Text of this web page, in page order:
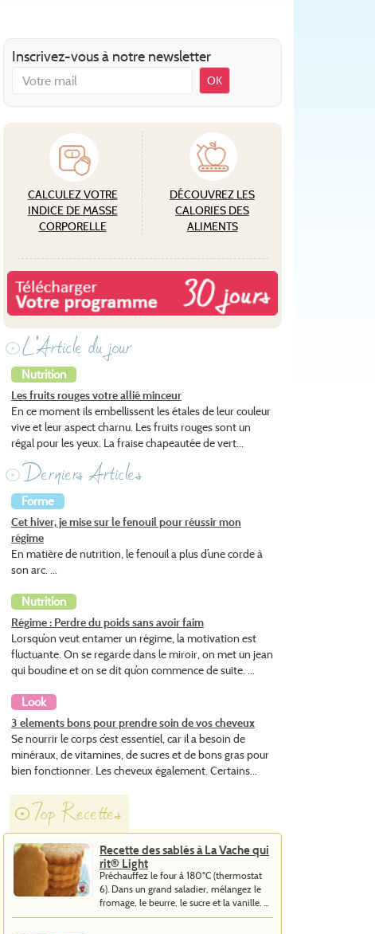
Inscrivez-vous à notre newsletter
OK
CALCULEZ VOTRE
INDICE DE MASSE
CORPORELLE
DÉCOUVREZ LES
CALORIES DES
ALIMENTS
L'Article du jour
Nutrition
Les fruits rouges votre allié minceur
En ce moment ils embellissent les étales de leur couleur
vive et leur aspect charnu. Les fruits rouges sont un
régal pour les yeux. La fraise chapeautée de vert...
Derniers Articles
Forme
Cet hiver, je mise sur le fenouil pour réussir mon
régime
En matière de nutrition, le fenouil a plus d’une corde à
son arc. ...
Nutrition
Régime : Perdre du poids sans avoir faim
Lorsqu’on veut entamer un régime, la motivation est
fluctuante. On se regarde dans le miroir, on met un jean
qui boudine et on se dit qu’on commence de suite. ...
Look
3 elements bons pour prendre soin de vos cheveux
Se nourrir le corps c’est essentiel, car il a besoin de
minéraux, de vitamines, de sucres et de bons gras pour
bien fonctionner. Les cheveux également. Certains...
Top Recettes
Recette des sablés à La Vache qui
rit® Light
Préchauffez le four à 180°C (thermostat
6). Dans un grand saladier, mélangez le
fromage, le beurre, le sucre et la vanille. ...